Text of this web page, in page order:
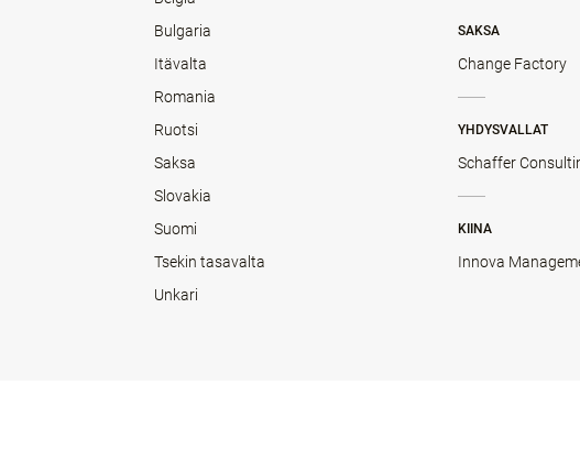
Bulgaria
Itävalta
Romania
Ruotsi
Saksa
Slovakia
Suomi
Tsekin tasavalta
Unkari
SAKSA
Change Factory
YHDYSVALLAT
Schaffer
KIINA
Innova